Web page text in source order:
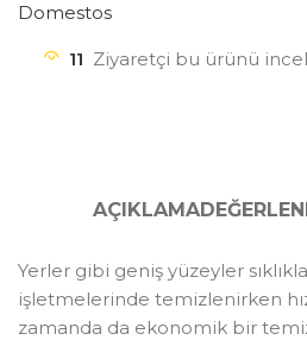
Domestos
11 Ziyaretçi bu ürünü
AÇIKLAMA
Yerler gibi geniş yüzeyler
işletmelerinde temizlenirken
zamanda da ekonomik bir